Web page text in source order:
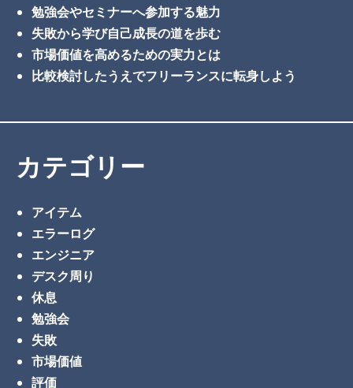
勉強会やセミナーへ参加する魅力
失敗から学び自己成長の道を歩む
市場価値を高めるための実力とは
比較検討したうえでフリーランスに転身しよう
カテゴリー
アイテム
エラーログ
エンジニア
デスク周り
休息
勉強会
失敗
市場価値
評価